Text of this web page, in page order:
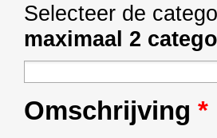
Selecteer de
maximaal 2
Omschrijving *